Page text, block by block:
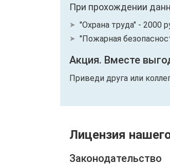
При прохождении
"Охрана труда" - 2000
"Пожарная
Акция. Вместе
Приведи друга или
Лицензия
Законодательство